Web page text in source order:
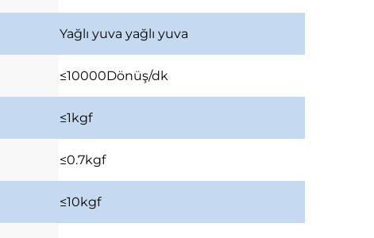
Yağlı yuva yağlı yuva
≤10000Dönüş/dk
≤1kgf
≤0.7kgf
≤10kgf